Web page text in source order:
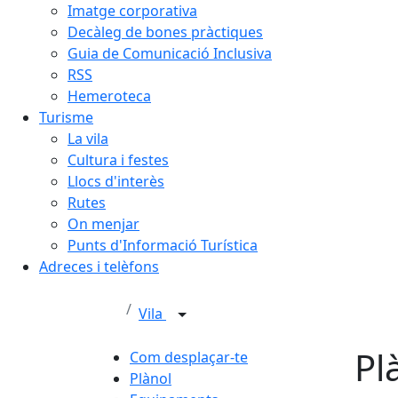
Imatge corporativa
Decàleg de bones pràctiques
Guia de Comunicació Inclusiva
RSS
Hemeroteca
Turisme
La vila
Cultura i festes
Llocs d'interès
Rutes
On menjar
Punts d'Informació Turística
Adreces i telèfons
Vila
Com desplaçar-te
Plànol